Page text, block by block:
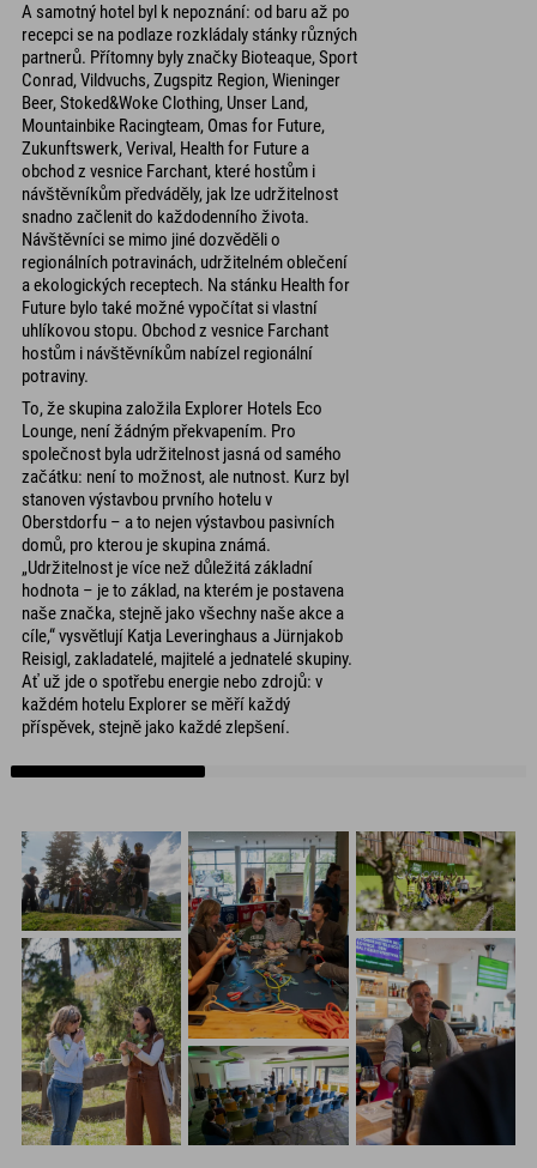
A samotný hotel byl k nepoznání: od baru až po
recepci se na podlaze rozkládaly stánky různých
partnerů. Přítomny byly značky Bioteaque, Sport
Conrad, Vildvuchs, Zugspitz Region, Wieninger
Beer, Stoked&Woke Clothing, Unser Land,
Mountainbike Racingteam, Omas for Future,
Zukunftswerk, Verival, Health for Future a
obchod z vesnice Farchant, které hostům i
návštěvníkům předváděly, jak lze udržitelnost
snadno začlenit do každodenního života.
Návštěvníci se mimo jiné dozvěděli o
regionálních potravinách, udržitelném oblečení
a ekologických receptech. Na stánku Health for
Future bylo také možné vypočítat si vlastní
uhlíkovou stopu. Obchod z vesnice Farchant
hostům i návštěvníkům nabízel regionální
potraviny.
To, že skupina založila Explorer Hotels Eco
Lounge, není žádným překvapením. Pro
společnost byla udržitelnost jasná od samého
začátku: není to možnost, ale nutnost. Kurz byl
stanoven výstavbou prvního hotelu v
Oberstdorfu – a to nejen výstavbou pasivních
domů, pro kterou je skupina známá.
„Udržitelnost je více než důležitá základní
hodnota – je to základ, na kterém je postavena
naše značka, stejně jako všechny naše akce a
cíle,“ vysvětlují Katja Leveringhaus a Jürnjakob
Reisigl, zakladatelé, majitelé a jednatelé skupiny.
Ať už jde o spotřebu energie nebo zdrojů: v
každém hotelu Explorer se měří každý
příspěvek, stejně jako každé zlepšení.